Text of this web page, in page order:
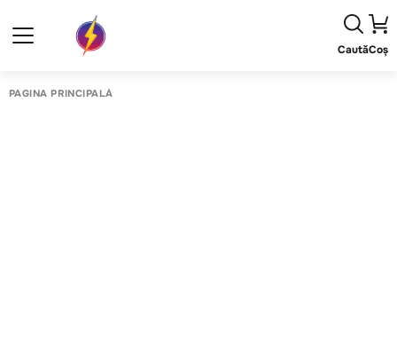
CautăCoș
PAGINA PRINCIPALĂ